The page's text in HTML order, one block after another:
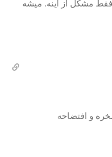
مشکل از اینه. میشه
و افتضاحه